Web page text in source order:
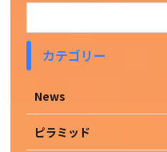
カテゴリー
News
ピラミッド